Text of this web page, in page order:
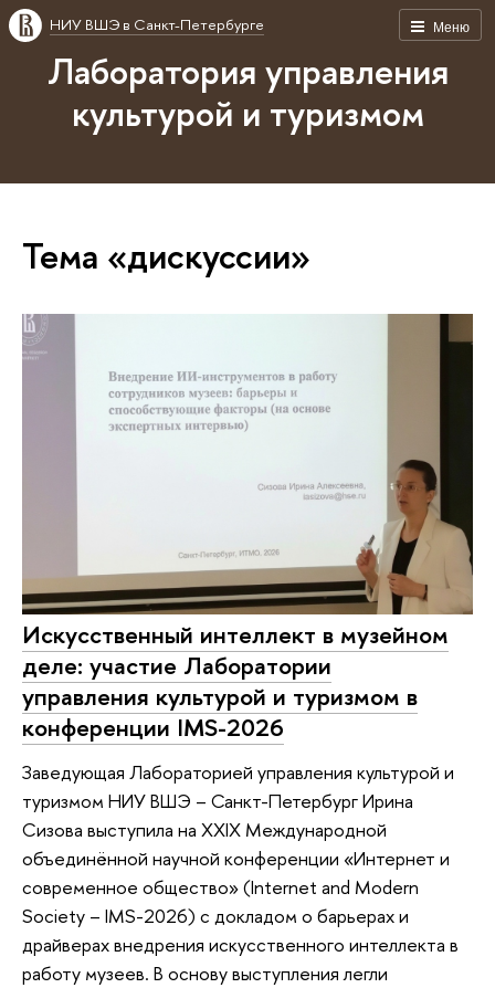
Меню
НИУ ВШЭ в Санкт-Петербурге
Лаборатория управления
культурой и туризмом
Тема «дискуссии»
Искусственный интеллект в музейном
деле: участие Лаборатории
управления культурой и туризмом в
конференции IMS-2026
Заведующая Лабораторией управления культурой и
туризмом НИУ ВШЭ – Санкт-Петербург Ирина
Сизова выступила на XXIX Международной
объединённой научной конференции «Интернет и
современное общество» (Internet and Modern
Society – IMS-2026) с докладом о барьерах и
драйверах внедрения искусственного интеллекта в
работу музеев. В основу выступления легли